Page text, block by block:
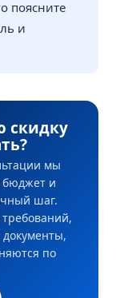
поясните
и
скидку
мы
бюджет и
шаг.
документы,
по